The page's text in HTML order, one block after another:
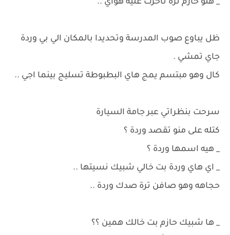
_ هلو حازم ترة تأخرت عليه هواي ..
ظل يباوع صوب المدرسة وتحديدا بالمكان الي بي وردة
جاي تمشي .
كال وهو مبتسم يمج هاي البطبوطة تسليج بينما اجي ..
سرحت بنظراتي عبر جامة السيارة
كتله على منو تقصد وردة ؟
_ هيه اسمها وردة ؟
_ اي هاي وردة بت خالي شبيك نسيتها ..
حجاهه وهو صافن ترة صدك وردة ..
_ ها شبيك حازم بت خالك همين ؟؟